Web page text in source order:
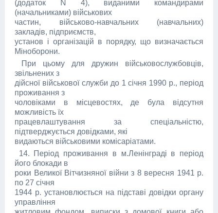
(додаток N 4), виданими командирами
(начальниками) військових
частин, військово-навчальних (навчальних)
закладів, підприємств,
установ і організацій в порядку, що визначається
Міноборони.
При цьому для дружин військовослужбовців,
звільнених з
дійсної військової служби до 1 січня 1990 р., період
проживання з
чоловіками в місцевостях, де була відсутня
можливість їх
працевлаштування за спеціальністю,
підтверджується довідками, які
видаються військовими комісаріатами.
14. Період проживання в м.Ленінграді в період
його блокади в
роки Великої Вітчизняної війни з 8 вересня 1941 р.
по 27 січня
1944 р. установлюється на підставі довідки органу
управління